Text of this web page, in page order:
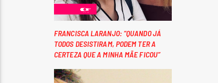
FRANCISCA LARANJO: “QUANDO JÁ
TODOS DESISTIRAM, PODEM TER A
CERTEZA QUE A MINHA MÃE FICOU”